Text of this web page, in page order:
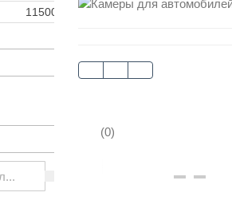
(0)
Нашли